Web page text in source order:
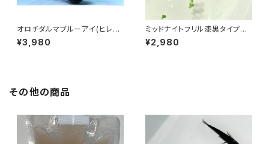
オロチダルマブルーアイ(ヒレ長
血統) 卵20個以上
¥3,980
ミッドナイトフリル漆黒タイプ卵
20個＋α
¥2,980
その他の商品